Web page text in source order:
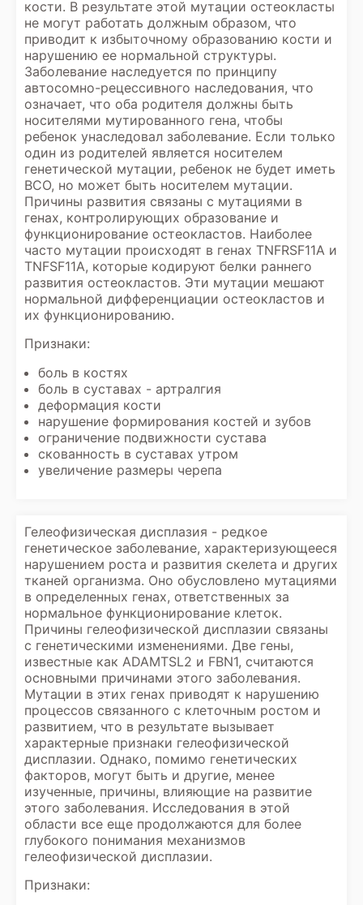
кости. В результате этой мутации остеокласты
не могут работать должным образом, что
приводит к избыточному образованию кости и
нарушению ее нормальной структуры.
Заболевание наследуется по принципу
автосомно-рецессивного наследования, что
означает, что оба родителя должны быть
носителями мутированного гена, чтобы
ребенок унаследовал заболевание. Если только
один из родителей является носителем
генетической мутации, ребенок не будет иметь
ВСО, но может быть носителем мутации.
Причины развития связаны с мутациями в
генах, контролирующих образование и
функционирование остеокластов. Наиболее
часто мутации происходят в генах TNFRSF11A и
TNFSF11A, которые кодируют белки раннего
развития остеокластов. Эти мутации мешают
нормальной дифференциации остеокластов и
их функционированию.
Признаки:
боль в костях
боль в суставах - артралгия
деформация кости
нарушение формирования костей и зубов
ограничение подвижности сустава
скованность в суставах утром
увеличение размеры черепа
Гелеофизическая дисплазия - редкое
генетическое заболевание, характеризующееся
нарушением роста и развития скелета и других
тканей организма. Оно обусловлено мутациями
в определенных генах, ответственных за
нормальное функционирование клеток.
Причины гелеофизической дисплазии связаны
с генетическими изменениями. Две гены,
известные как ADAMTSL2 и FBN1, считаются
основными причинами этого заболевания.
Мутации в этих генах приводят к нарушению
процессов связанного с клеточным ростом и
развитием, что в результате вызывает
характерные признаки гелеофизической
дисплазии. Однако, помимо генетических
факторов, могут быть и другие, менее
изученные, причины, влияющие на развитие
этого заболевания. Исследования в этой
области все еще продолжаются для более
глубокого понимания механизмов
гелеофизической дисплазии.
Признаки: